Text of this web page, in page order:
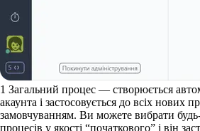
1 Загальний процес — створюється
акаунта і застосовується до всіх нових
замовчуванням. Ви можете вибрати
процесів у якості “початкового” і він